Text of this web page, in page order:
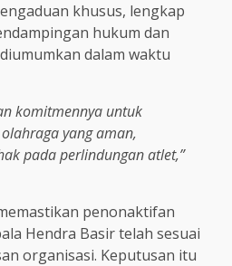
khusus, lengkap
hukum dan
dalam waktu
komitmennya untuk
yang aman,
pada perlindungan atlet,”
penonaktifan
Hendra Basir telah sesuai
organisasi. Keputusan itu